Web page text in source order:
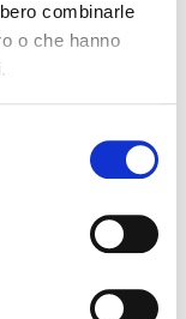
combinarle
o che hanno